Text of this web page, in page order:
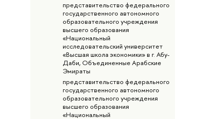
представительство федерального
государственного автономного
образовательного учреждения
высшего образования
«Национальный
исследовательский университет
«Высшая школа экономики» в г. Абу-
Даби, Объединенные Арабские
Эмираты
представительство федерального
государственного автономного
образовательного учреждения
высшего образования
«Национальный